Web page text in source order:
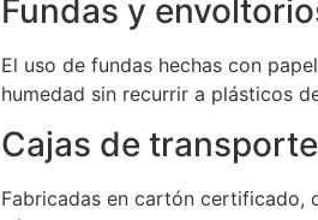
Fundas y
El uso de fundas hechas con
humedad sin recurrir a plásticos
Cajas de
Fabricadas en cartón certificado,